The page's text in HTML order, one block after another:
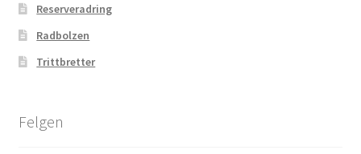
Reserveradring
Radbolzen
Trittbretter
Felgen